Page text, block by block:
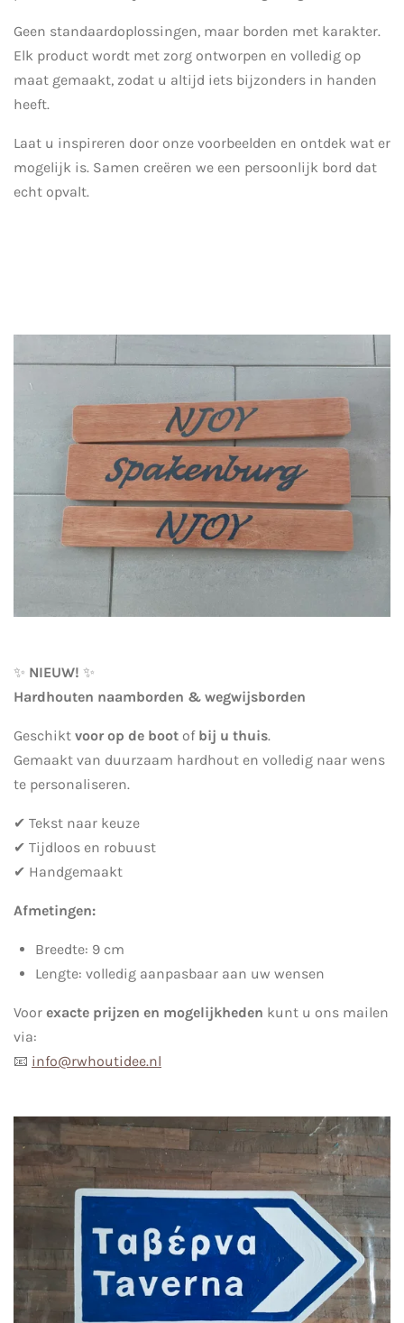
Geen standaardoplossingen, maar borden met karakter.
Elk product wordt met zorg ontworpen en volledig op
maat gemaakt, zodat u altijd iets bijzonders in handen
heeft.
Laat u inspireren door onze voorbeelden en ontdek wat er
mogelijk is. Samen creëren we een persoonlijk bord dat
echt opvalt.
✨ NIEUW! ✨
Hardhouten naamborden & wegwijsborden
Geschikt voor op de boot of bij u thuis.
Gemaakt van duurzaam hardhout en volledig naar wens
te personaliseren.
✔ Tekst naar keuze
✔ Tijdloos en robuust
✔ Handgemaakt
Afmetingen:
Breedte: 9 cm
Lengte: volledig aanpasbaar aan uw wensen
Voor exacte prijzen en mogelijkheden kunt u ons mailen
via:
📧 info@rwhoutidee.nl